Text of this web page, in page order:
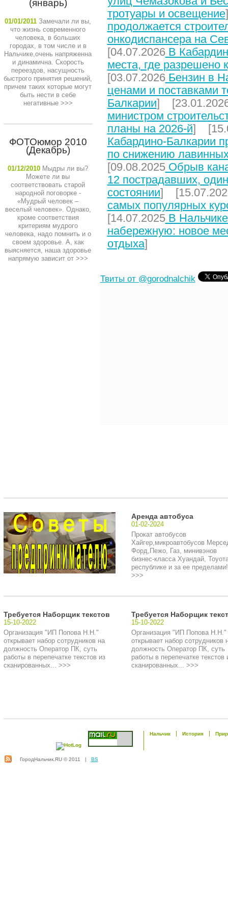
(январь)
01/01/2011 Замечали ли вы,
что жизнь современного
человека, в больших
городах, в том числе и в
Нальчике,очень напряженна
и динамична. Скорость
переездов, насущность
быстрого принятия решений,
причем таких которые могут
быть нести в себе
негативные>>>
ФОТОюмор 2010
(Декабрь)
01/12/2010 Мыдры ли вы?
Можете ли вы
соответствовать старой
народной поговорке -
«Мудрый человек –
веселый человек». Однако,
кроме соответствия
критериям мудрого
человека, надо помнить и о
своем здоровье. А, как
выясняется, наша здоровье
напрямую зависит от>>>
тротуары и освещение
продолжается
онкодиспансера на
[04.07.2026В
места, где разрешено
[03.07.2026Бензин в
ценами и поставками
Балкарии]
министром
планы на 2026-й]
Кабардино-Балкарии
по снижению
[09.08.2025Обрыв
12 пострадавших,
состоянии]
самых популярных
[14.07.2025В
набережную: новое
отдыха]
Твиты от @gorodnalchik
Аренда автобуса
01-02-2024
Прокат автобусов
Хайгер,микроавтобусов
Форд,Пежо, Газ, минивэнов
бизнес-класса Хуандай,
республике и за ее
>>>
Требуется Наборщик текстов
15-10-2022
Организация "ИП Попова Н.Н."
открывает набор сотрудников на
должность Оператор ПК, суть
работы в перепечатке текстов из
сканированных... >>>
Требуется Наборщик
15-10-2022
Организация "ИП Попова Н.Н."
открывает набор сотрудников
должность Оператор ПК, суть
работы в перепечатке текстов
сканированных... >>>
Нальчик История
ГородНальчик.RU © 2011 | BS